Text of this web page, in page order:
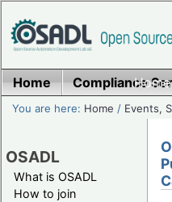
Home
Home Compliance
You are here: Home / Events,
OSADL
What is OSADL
How to join